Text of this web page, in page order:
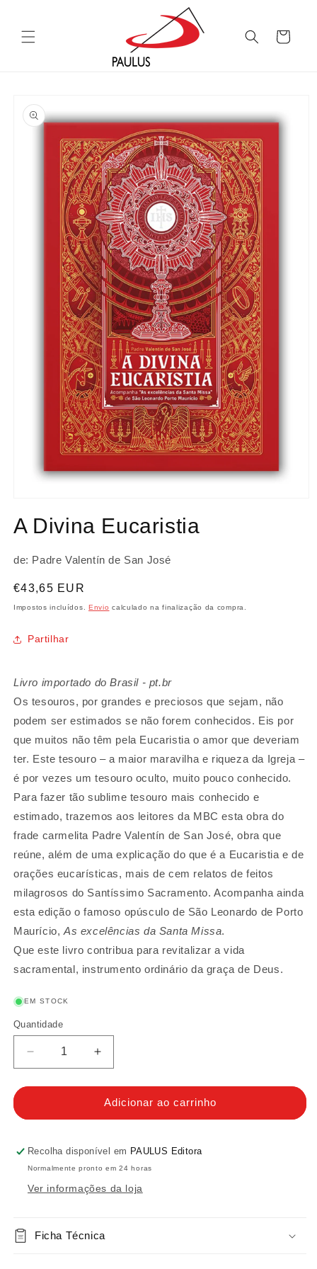
conteúdo
Carrinho
informação
do produto
multimédia
1
modal
A Divina Eucaristia
de: Padre Valentín de San José
Preço
normal
€43,65 EUR
Impostos incluídos. Envio calculado na finalização da compra.
Partilhar
Livro importado do Brasil - pt.br
Os tesouros, por grandes e preciosos que sejam, não
podem ser estimados se não forem conhecidos. Eis por
que muitos não têm pela Eucaristia o amor que deveriam
ter. Este tesouro – a maior maravilha e riqueza da Igreja –
é por vezes um tesouro oculto, muito pouco conhecido.
Para fazer tão sublime tesouro mais conhecido e
estimado, trazemos aos leitores da MBC esta obra do
frade carmelita Padre Valentín de San José, obra que
reúne, além de uma explicação do que é a Eucaristia e de
orações eucarísticas, mais de cem relatos de feitos
milagrosos do Santíssimo Sacramento. Acompanha ainda
esta edição o famoso opúsculo de São Leonardo de Porto
Maurício, As excelências da Santa Missa.
Que este livro contribua para revitalizar a vida
sacramental, instrumento ordinário da graça de Deus.
EM STOCK
Quantidade
Quantidade
Diminuir
a
quantidade
A
Eucaristia
Aumentar
a
quantidade
de
A
Eucaristia
Adicionar ao carrinho
Recolha disponível em PAULUS Editora
Normalmente pronto em 24 horas
Ver informações da loja
Ficha Técnica